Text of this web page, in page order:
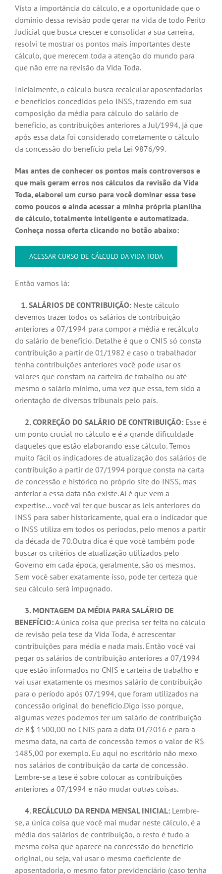
Visto a importância do cálculo, e a oportunidade que o
domínio dessa revisão pode gerar na vida de todo Perito
Judicial que busca crescer e consolidar a sua carreira,
resolvi te mostrar os pontos mais importantes deste
cálculo, que merecem toda a atenção do mundo para
que não erre na revisão da Vida Toda.
Inicialmente, o cálculo busca recalcular aposentadorias
e benefícios concedidos pelo INSS, trazendo em sua
composição da média para cálculo do salário de
benefício, as contribuições anteriores a Jul/1994, já que
após essa data foi considerado corretamente o cálculo
da concessão do benefício pela Lei 9876/99.
Mas antes de conhecer os pontos mais controversos e
que mais geram erros nos cálculos da revisão da Vida
Toda, elaborei um curso para você dominar essa tese
como poucos e ainda acessar a minha própria planilha
de cálculo, totalmente inteligente e automatizada.
Conheça nossa oferta clicando no botão abaixo:
ACESSAR CURSO DE CÁLCULO DA VIDA TODA
Então vamos lá:
1. SALÁRIOS DE CONTRIBUIÇÃO:Neste cálculo
devemos trazer todos os salários de contribuição
anteriores a 07/1994 para compor a média e recálculo
do salário de benefício. Detalhe é que o CNIS só consta
contribuição a partir de 01/1982 e caso o trabalhador
tenha contribuições anteriores você pode usar os
valores que constam na carteira de trabalho ou até
mesmo o salário mínimo, uma vez que essa, tem sido a
orientação de diversos tribunais pelo país.
2. CORREÇÃO DO SALÁRIO DE CONTRIBUIÇÃO:Esse é
um ponto crucial no cálculo e é a grande dificuldade
daqueles que estão elaborando esse cálculo. Temos
muito fácil os indicadores de atualização dos salários de
contribuição a partir de 07/1994 porque consta na carta
de concessão e histórico no próprio site do INSS, mas
anterior a essa data não existe. Aí é que vem a
expertise… você vai ter que buscar as leis anteriores do
INSS para saber historicamente, qual era o indicador que
o INSS utiliza em todos os períodos, pelo menos a partir
da década de 70.Outra dica é que você também pode
buscar os critérios de atualização utilizados pelo
Governo em cada época, geralmente, são os mesmos.
Sem você saber exatamente isso, pode ter certeza que
seu cálculo será impugnado.
3. MONTAGEM DA MÉDIA PARA SALÁRIO DE
BENEFÍCIO:A única coisa que precisa ser feita no cálculo
de revisão pela tese da Vida Toda, é acrescentar
contribuições para média e nada mais. Então você vai
pegar os salários de contribuição anteriores a 07/1994
que estão informados no CNIS e carteira de trabalho e
vai usar exatamente os mesmos salário de contribuição
para o período após 07/1994, que foram utilizados na
concessão original do benefício.Digo isso porque,
algumas vezes podemos ter um salário de contribuição
de R$ 1500,00 no CNIS para a data 01/2016 e para a
mesma data, na carta de concessão temos o valor de R$
1485,00 por exemplo. Eu aqui no escritório não mexo
nos salários de contribuição da carta de concessão.
Lembre-se a tese é sobre colocar as contribuições
anteriores a 07/1994 e não mudar outras coisas.
4. RECÁLCULO DA RENDA MENSAL INICIAL:Lembre-
se, a única coisa que você mai mudar neste cálculo, é a
média dos salários de contribuição, o resto é tudo a
mesma coisa que aparece na concessão do benefício
original, ou seja, vai usar o mesmo coeficiente de
aposentadoria, o mesmo fator previdenciário (caso tenha